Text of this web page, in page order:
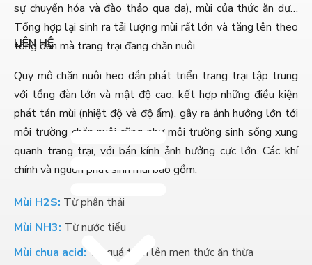
LIÊN HỆ
sự chuyển hóa và đào thảo qua da), mùi của thức ăn dư…
Tổng hợp lại sinh ra tải lượng mùi rất lớn và tăng lên theo
tổng đàn mà trang trại đang chăn nuôi.
Quy mô chăn nuôi heo dần phát triển trang trại tập trung
với tổng đàn lớn và mật độ cao, kết hợp những điều kiện
phát tán mùi (nhiệt độ và độ ẩm), gây ra ảnh hưởng lớn tới
môi trường chăn nuôi cũng như môi trường sinh sống xung
quanh trang trại, với bán kính ảnh hưởng cực lớn. Các khí
chính và nguồn phát sinh mùi bao gồm:
Mùi H2S: Từ phân thải
Mùi NH3: Từ nước tiểu
Mùi chua acid: Từ quá trình lên men thức ăn thừa